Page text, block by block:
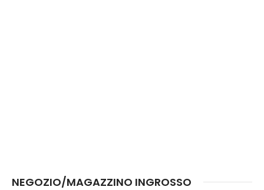
NEGOZIO/MAGAZZINO INGROSSO